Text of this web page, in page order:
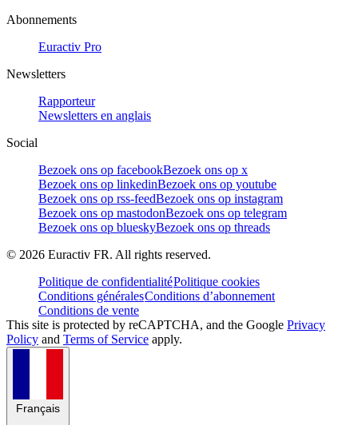
Abonnements
Euractiv Pro
Newsletters
Rapporteur
Newsletters en anglais
Social
Bezoek ons op facebookBezoek ons op x
Bezoek ons op linkedinBezoek ons op youtube
Bezoek ons op rss-feedBezoek ons op instagram
Bezoek ons op mastodonBezoek ons op telegram
Bezoek ons op blueskyBezoek ons op threads
© 2026 Euractiv FR. All rights reserved.
Politique de confidentialitéPolitique cookies
Conditions généralesConditions d’abonnement
Conditions de vente
This site is protected by reCAPTCHA, and the Google Privacy
Policy and Terms of Service apply.
Français